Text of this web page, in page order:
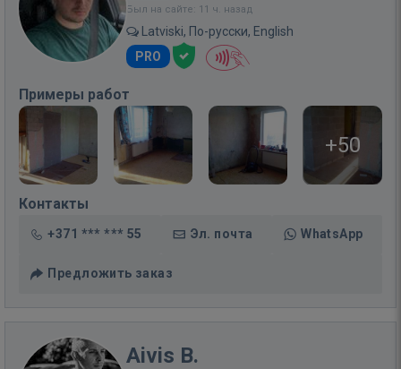
Был на сайте: 11 ч. назад
Latviski, По-русски, English
PRO
Примеры работ
+50
Контакты
+371 *** *** 55 Эл. почта WhatsApp
Предложить заказ
Aivis B.